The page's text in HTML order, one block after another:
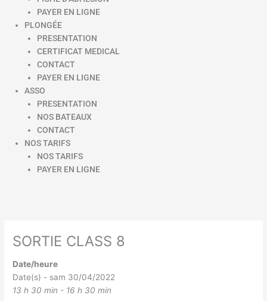
PAYER EN LIGNE
PLONGÉE
PRESENTATION
CERTIFICAT MEDICAL
CONTACT
PAYER EN LIGNE
ASSO
PRESENTATION
NOS BATEAUX
CONTACT
NOS TARIFS
NOS TARIFS
PAYER EN LIGNE
SORTIE CLASS 8
Date/heure
Date(s) - sam 30/04/2022
13 h 30 min - 16 h 30 min